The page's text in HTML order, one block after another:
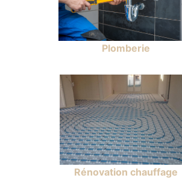
Plomberie
Rénovation chauffage